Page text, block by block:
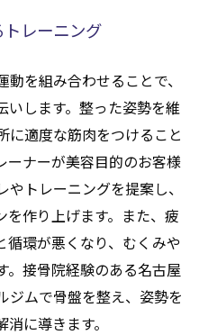
レーニング
を組み合わせることで、
いします。整った姿勢を維
に適度な筋肉をつけること
ーナーが美容目的のお客様
トレーニングを提案し、
を作り上げます。また、疲
循環が悪くなり、むくみや
。接骨院経験のある名古屋
ジムで骨盤を整え、姿勢を
に導きます。